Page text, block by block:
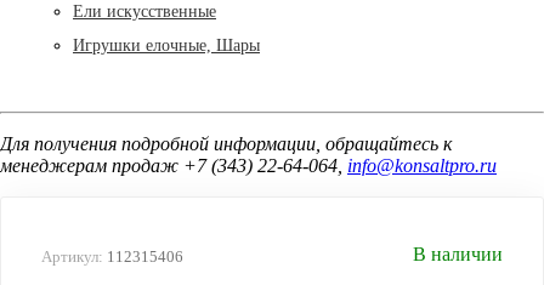
Ели искусственные
Игрушки елочные, Шары
Для получения подробной информации, обращайтесь к
менеджерам продаж +7 (343) 22-64-064, info@konsaltpro.ru
Артикул: 112315406 В наличии